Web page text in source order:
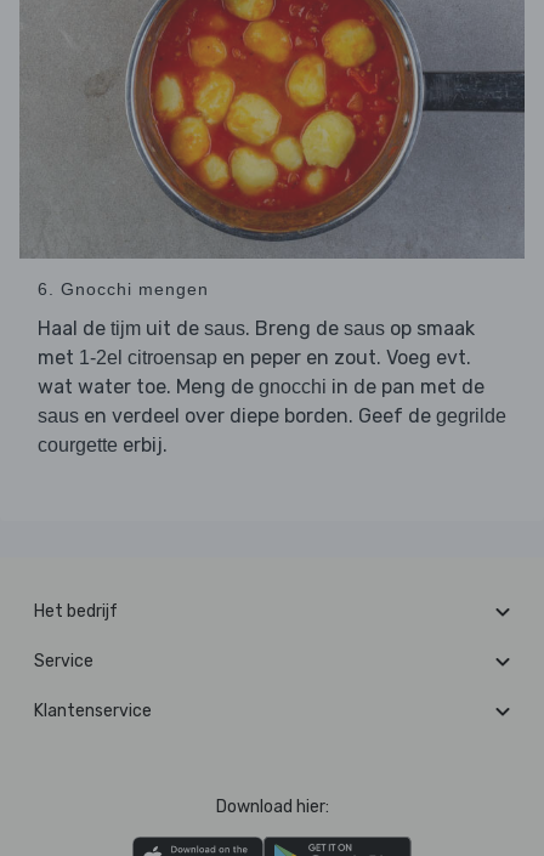
6. Gnocchi mengen
Haal de tijm uit de saus. Breng de saus op smaak
met 1-2el citroensap en peper en zout. Voeg evt.
wat water toe. Meng de gnocchi in de pan met de
saus en verdeel over diepe borden. Geef de gegrilde
courgette erbij.
Het bedrijf
Service
Klantenservice
Download hier: